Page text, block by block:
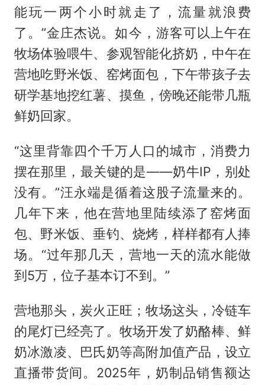
能玩一两个小时就走了，流量就浪费
了。”金庄杰说。如今，游客可以上午在
牧场体验喂牛、参观智能化挤奶，中午在
营地吃野米饭、窑烤面包，下午带孩子去
研学基地挖红薯、摸鱼，傍晚还能带几瓶
鲜奶回家。
“这里背靠四个千万人口的城市，消费力
摆在那里，最关键的是——奶牛IP，别处
没有。”汪永端是循着这股子流量来的。
几年下来，他在营地里陆续添了窑烤面
包、野米饭、垂钓、烧烤，样样都有人捧
场。“过年那几天，营地一天的流水能做
到5万，位子基本订不到。”
营地那头，炭火正旺；牧场这头，冷链车
的尾灯已经亮了。牧场开发了奶酪棒、鲜
奶冰激凌、巴氏奶等高附加值产品，设立
直播带货间。2025年，奶制品销售额达